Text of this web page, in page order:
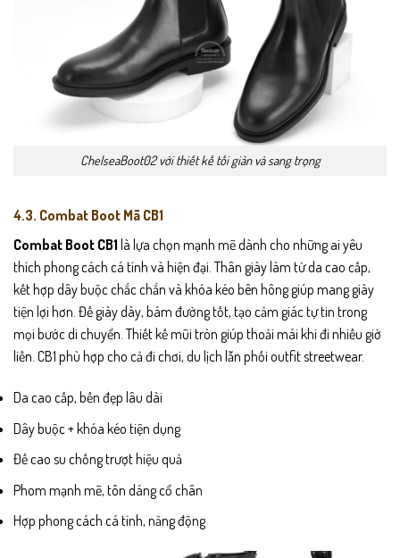
ChelseaBoot02 với thiết kế tối giản và sang trọng
4.3. Combat Boot Mã CB1
Combat Boot CB1 là lựa chọn mạnh mẽ dành cho những ai yêu
thích phong cách cá tính và hiện đại. Thân giày làm từ da cao cấp,
kết hợp dây buộc chắc chắn và khóa kéo bên hông giúp mang giày
tiện lợi hơn. Đế giày dày, bám đường tốt, tạo cảm giác tự tin trong
mọi bước di chuyển. Thiết kế mũi tròn giúp thoải mái khi đi nhiều giờ
liền. CB1 phù hợp cho cả đi chơi, du lịch lẫn phối outfit streetwear.
Da cao cấp, bền đẹp lâu dài
Dây buộc + khóa kéo tiện dụng
Đế cao su chống trượt hiệu quả
Phom mạnh mẽ, tôn dáng cổ chân
Hợp phong cách cá tính, năng động